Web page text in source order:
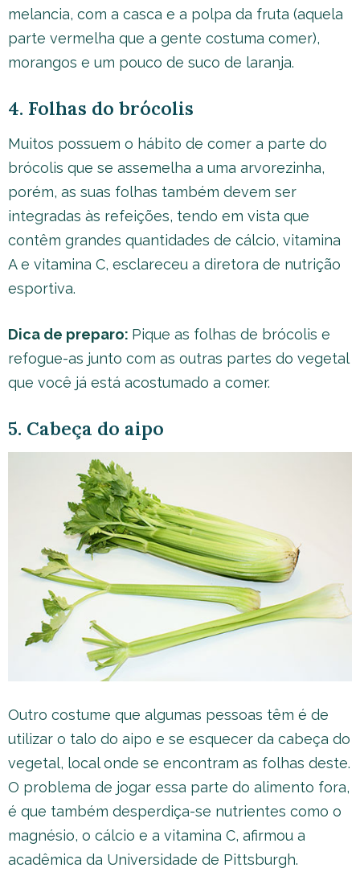
melancia, com a casca e a polpa da fruta (aquela
parte vermelha que a gente costuma comer),
morangos e um pouco de suco de laranja.
4. Folhas do brócolis
Muitos possuem o hábito de comer a parte do
brócolis que se assemelha a uma arvorezinha,
porém, as suas folhas também devem ser
integradas às refeições, tendo em vista que
contêm grandes quantidades de cálcio, vitamina
A e vitamina C, esclareceu a diretora de nutrição
esportiva.
Dica de preparo: Pique as folhas de brócolis e
refogue-as junto com as outras partes do vegetal
que você já está acostumado a comer.
5. Cabeça do aipo
Outro costume que algumas pessoas têm é de
utilizar o talo do aipo e se esquecer da cabeça do
vegetal, local onde se encontram as folhas deste.
O problema de jogar essa parte do alimento fora,
é que também desperdiça-se nutrientes como o
magnésio, o cálcio e a vitamina C, afirmou a
acadêmica da Universidade de Pittsburgh.